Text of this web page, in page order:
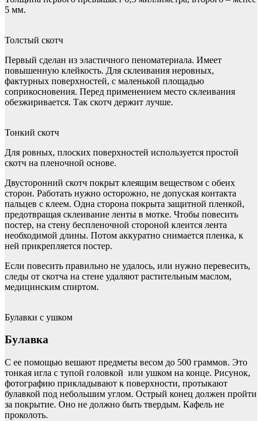
5 мм.
Толстый скотч
Первый сделан из эластичного пеноматериала. Имеет
повышенную клейкость. Для склеивания неровных,
фактурных поверхностей, с маленькой площадью
соприкосновения. Перед применением место склеивания
обезжиривается. Так скотч держит лучше.
Тонкий скотч
Для ровных, плоских поверхностей используется простой
скотч на пленочной основе.
Двусторонний скотч покрыт клеящим веществом с обеих
сторон. Работать нужно осторожно, не допуская контакта
пальцев с клеем. Одна сторона покрыта защитной пленкой,
предотвращая склеивание ленты в мотке. Чтобы повесить
постер, на стену беспленочной стороной клеится лента
необходимой длины. Потом аккуратно снимается пленка, к
ней прикрепляется постер.
Если повесить правильно не удалось, или нужно перевесить,
следы от скотча на стене удаляют растительным маслом,
медицинским спиртом.
Булавки с ушком
Булавка
С ее помощью вешают предметы весом до 500 граммов. Это
тонкая игла с тупой головкой или ушком на конце. Рисунок,
фотографию прикладывают к поверхности, протыкают
булавкой под небольшим углом. Острый конец должен пройти
за покрытие. Оно не должно быть твердым. Кафель не
проколоть.